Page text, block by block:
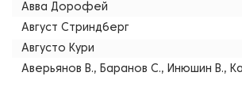
Авва Дорофей
Август Стриндберг
Августо Кури
Аверьянов В., Баранов С., Инюшин В.,